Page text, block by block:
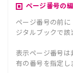
ページ番号の
ページ番号の前
ジタルブックで該
表示ページ番号
有の番号を指定し